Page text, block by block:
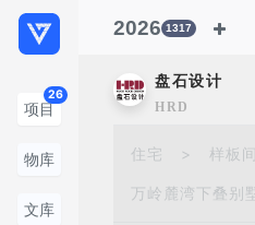
项目
26
物库
文库
2026 1317
盘石设计
HRD
住宅 > 样板间
万岭麓湾下叠